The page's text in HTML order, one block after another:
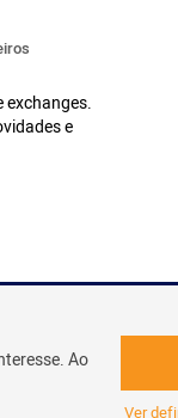
exchanges.
e
Ao
Ver